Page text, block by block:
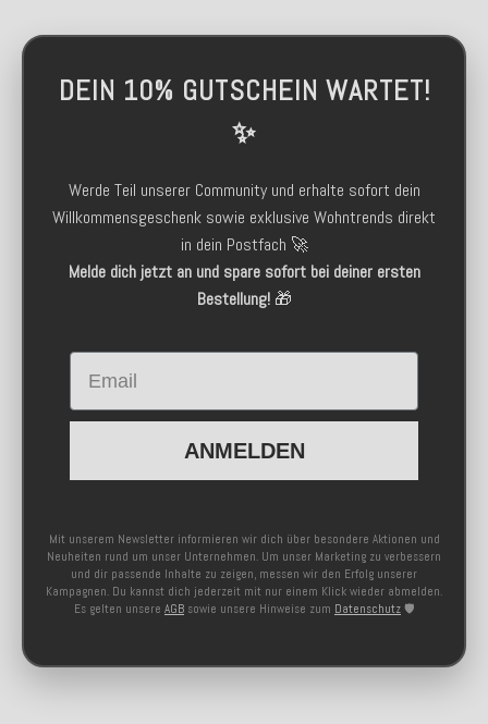
DEIN 10% GUTSCHEIN WARTET!
✨
Werde Teil unserer Community und erhalte sofort dein
Willkommensgeschenk sowie exklusive Wohntrends direkt
in dein Postfach 🚀
Melde dich jetzt an und spare sofort bei deiner ersten
Bestellung!🎁
Email
ANMELDEN
Mit unserem Newsletter informieren wir dich über besondere Aktionen und
Neuheiten rund um unser Unternehmen. Um unser Marketing zu verbessern
und dir passende Inhalte zu zeigen, messen wir den Erfolg unserer
Kampagnen. Du kannst dich jederzeit mit nur einem Klick wieder abmelden.
Es gelten unsere AGB sowie unsere Hinweise zum Datenschutz 🛡️